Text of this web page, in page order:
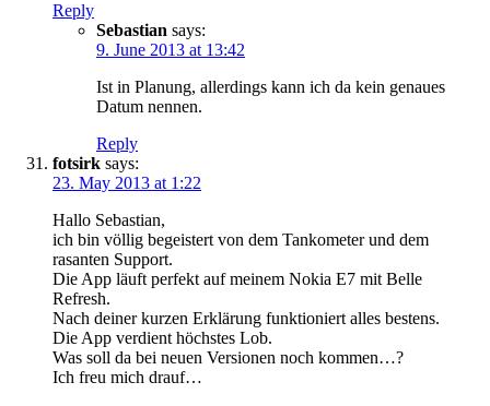
Reply
Sebastian says:
9. June 2013 at 13:42
Ist in Planung, allerdings kann ich da kein genaues
Datum nennen.
Reply
fotsirk says:
23. May 2013 at 1:22
Hallo Sebastian,
ich bin völlig begeistert von dem Tankometer und dem
rasanten Support.
Die App läuft perfekt auf meinem Nokia E7 mit Belle
Refresh.
Nach deiner kurzen Erklärung funktioniert alles bestens.
Die App verdient höchstes Lob.
Was soll da bei neuen Versionen noch kommen…?
Ich freu mich drauf…